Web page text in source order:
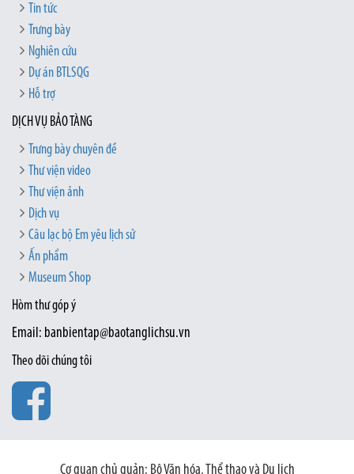
Tin tức
Trưng bày
Nghiên cứu
Dự án BTLSQG
Hỗ trợ
DỊCH VỤ BẢO TÀNG
Trưng bày chuyên đề
Thư viện video
Thư viện ảnh
Dịch vụ
Câu lạc bộ Em yêu lịch sử
Ấn phẩm
Museum Shop
Hòm thư góp ý
Email: banbientap@baotanglichsu.vn
Theo dõi chúng tôi
Cơ quan chủ quản: Bộ Văn hóa, Thể thao và Du lịch